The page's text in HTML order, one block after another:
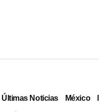
Últimas Noticias México